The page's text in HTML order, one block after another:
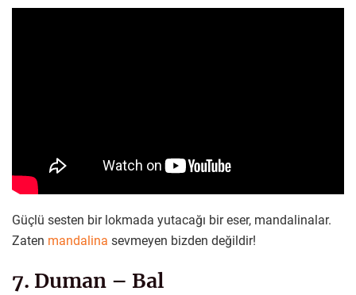
Güçlü sesten bir lokmada yutacağı bir eser, mandalinalar.
Zaten mandalina sevmeyen bizden değildir!
7. Duman – Bal